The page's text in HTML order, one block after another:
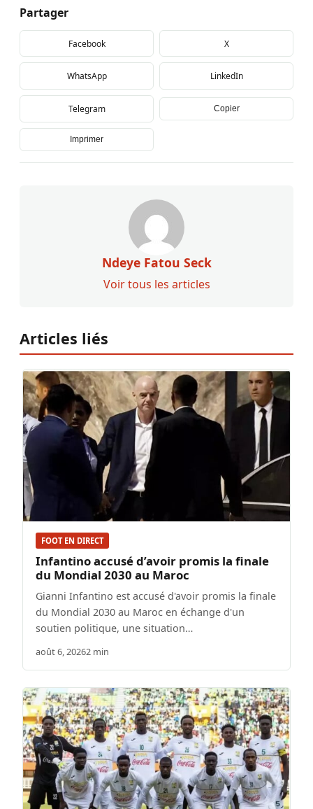
Partager
Facebook X
WhatsApp LinkedIn
Telegram Copier
Imprimer
Ndeye Fatou Seck
Voir tous les articles
Articles liés
FOOT EN DIRECT
Infantino accusé d’avoir promis la finale
du Mondial 2030 au Maroc
Gianni Infantino est accusé d'avoir promis la finale
du Mondial 2030 au Maroc en échange d'un
soutien politique, une situation…
août 6, 20262 min